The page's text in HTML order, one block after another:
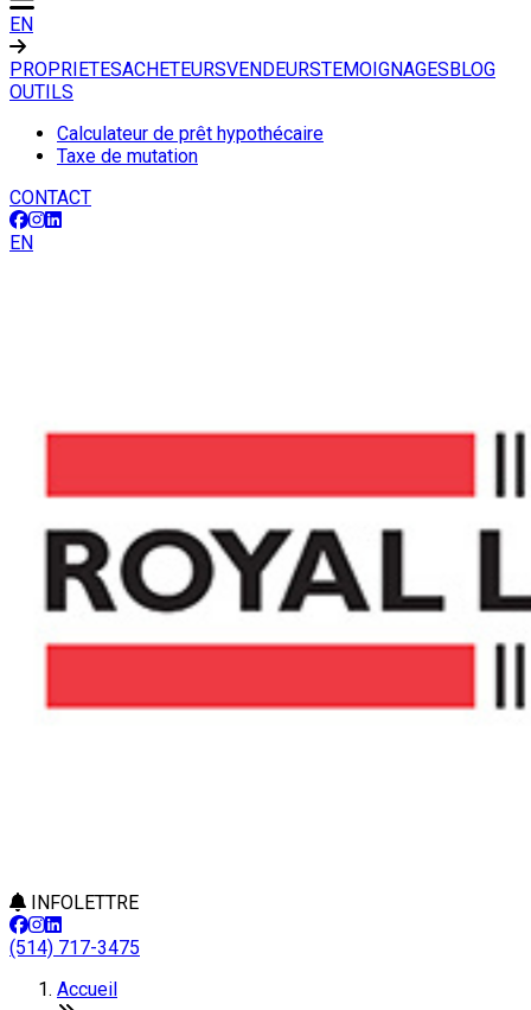
EN
PROPRIETESACHETEURSVENDEURSTEMOIGNAGESBLOG
OUTILS
Calculateur de prêt hypothécaire
Taxe de mutation
CONTACT
EN
INFOLETTRE
(514) 717-3475
Accueil